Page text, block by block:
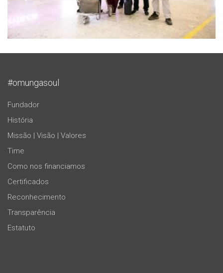
#omungasoul
Fundador
História
Missão | Visão | Valores
Time
Como nos financiamos
Certificados
Reconhecimento
Transparência
Estatuto